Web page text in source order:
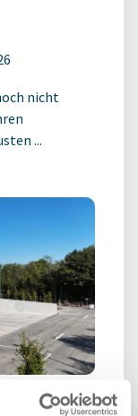
nicht
...
stellen